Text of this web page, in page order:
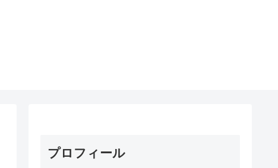
プロフィール